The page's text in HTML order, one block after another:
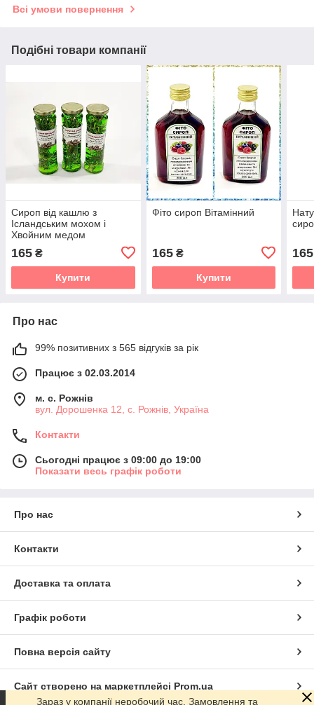
Всі умови повернення
Подібні товари компанії
Сироп від кашлю з
Ісландським мохом і
Хвойним медом
165 ₴
Купити
Фіто сироп Вітамінний
165₴
Купити
165
Про нас
99% позитивних з 565 відгуків за рік
Працює з 02.03.2014
м. с. Рожнів
вул. Дорошенка 12, с. Рожнів, Україна
Контакти
Сьогодні працює з 09:00 до 19:00
Показати весь графік роботи
Про нас
Контакти
Доставка та оплата
Графік роботи
Повна версія сайту
Сайт створено на маркетплейсі Prom.ua
Зараз у компанії неробочий час. Замовлення та